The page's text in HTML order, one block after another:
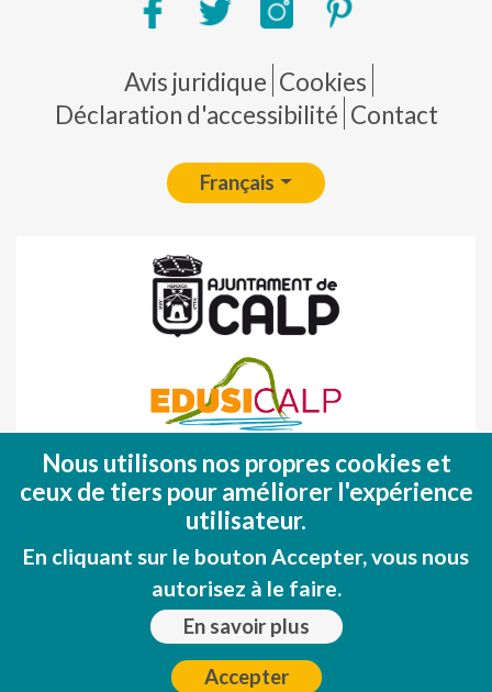
Pie de página
Avis juridique Cookies
Déclaration d'accessibilité Contact
Français
Fondo Europeo de Desarrollo Regional
(FEDER)
Una manera de hacer EUROPA
Nous utilisons nos propres cookies et
ceux de tiers pour améliorer l'expérience
utilisateur.
En cliquant sur le bouton Accepter, vous nous
autorisez à le faire.
En savoir plus
Accepter